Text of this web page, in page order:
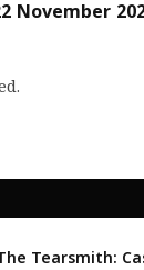
November
Tearsmith: